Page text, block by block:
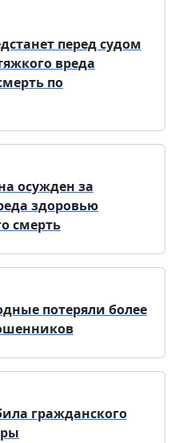
перед судом
вреда
по
осужден за
здоровью
смерть
потеряли более
гражданского